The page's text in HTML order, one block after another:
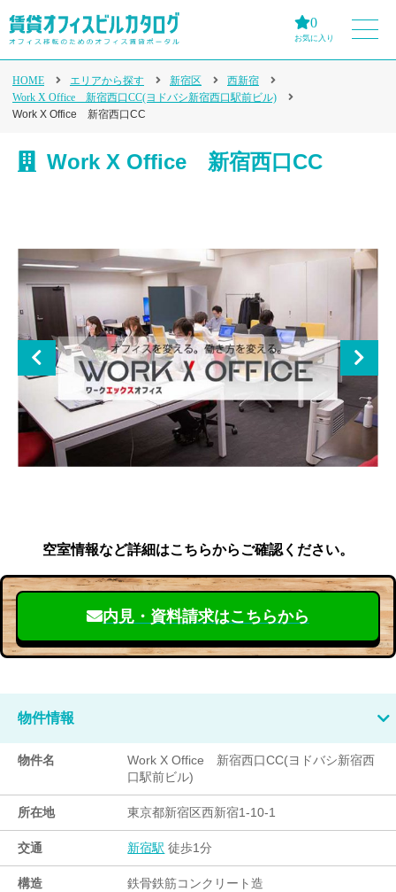
0
お気に入り
HOME エリアから探す 新宿区
西新宿
Work X Office 新宿西口CC(ヨドバシ新宿西口駅前ビル)
Work X Office 新宿西口CC
Work X Office 新宿西口CC
空室情報など詳細はこちらからご確認ください。
内見・資料請求はこちらから
物件情報
物件名
Work X Office 新宿西口CC(ヨドバシ新宿西
口駅前ビル)
所在地 東京都新宿区西新宿1-10-1
交通 新宿駅 徒歩1分
構造 鉄骨鉄筋コンクリート造